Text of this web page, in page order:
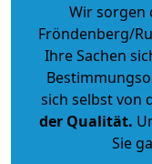
Wir sorgen
Fröndenberg/
Ihre Sachen
sich selbst von
der Qualität.
Sie